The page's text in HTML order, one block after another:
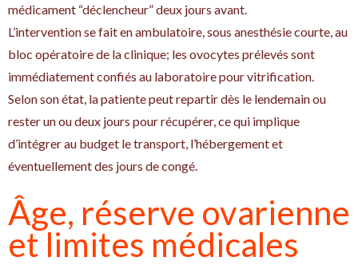
médicament “déclencheur” deux jours avant.
L’intervention se fait en ambulatoire, sous anesthésie courte, au
bloc opératoire de la clinique; les ovocytes prélevés sont
immédiatement confiés au laboratoire pour vitrification.
Selon son état, la patiente peut repartir dès le lendemain ou
rester un ou deux jours pour récupérer, ce qui implique
d’intégrer au budget le transport, l’hébergement et
éventuellement des jours de congé.
Âge, réserve ovarienne
et limites médicales